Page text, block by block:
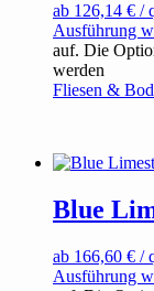
ab 126,14 € /
Ausführung
auf. Die
werden
Fliesen &
Blue
ab 166,60 € /
Ausführung